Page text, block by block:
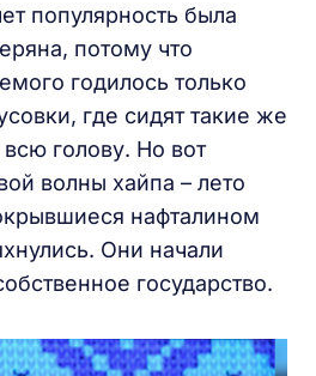
популярность была
потому что
годилось только
где сидят такие же
голову. Но вот
волны хайпа – лето
нафталином
Они начали
государство.